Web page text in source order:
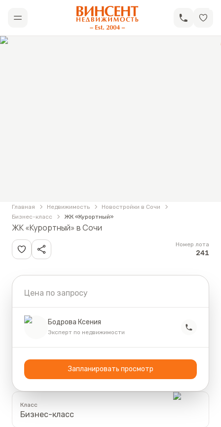
Открыть меню
АН «Винсент Недвижимость»
Главная Недвижимость
Новостройки в Сочи
Бизнес-класс
ЖК «Курортный»
ЖК «Курортный» в Сочи
Номер лота
241
Фотографии
Класс
Бизнес-класс
Цена по запросу
Бодрова Ксения
Эксперт по недвижимости
Запланировать просмотр